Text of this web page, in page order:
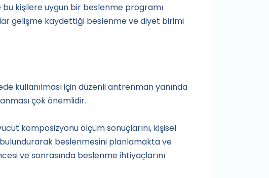
kişilere uygun bir beslenme programı
gelişme kaydettiği beslenme ve diyet birimi
kullanılması için düzenli antrenman yanında
çok önemlidir.
komposizyonu ölçüm sonuçlarını, kişisel
beslenmesini planlamakta ve
ve sonrasında beslenme ihtiyaçlarını